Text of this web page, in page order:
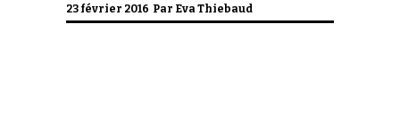
23 février 2016 Par Eva Thiebaud